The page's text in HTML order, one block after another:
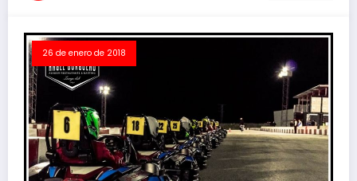
26 de enero de 2018